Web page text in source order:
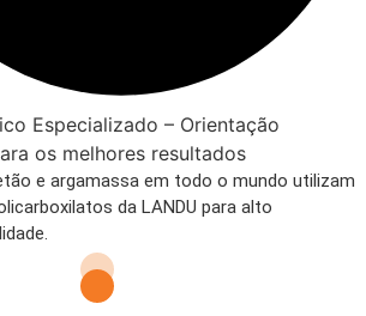
Especializado – Orientação
os melhores resultados
e argamassa em todo o mundo utilizam
da LANDU para alto